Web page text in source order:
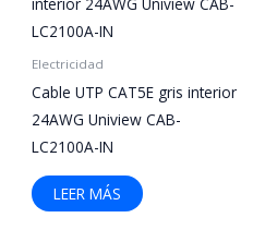
Electricidad
Cable UTP CAT5E gris interior
24AWG Uniview CAB-
LC2100A-IN
LEER MÁS